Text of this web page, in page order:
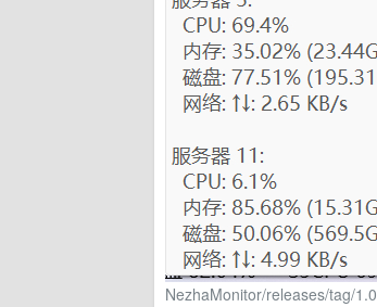
NezhaMonitor/releases/tag/1.0